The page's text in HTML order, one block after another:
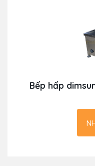
Bếp hấp